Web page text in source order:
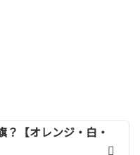
？【オレンジ・白・